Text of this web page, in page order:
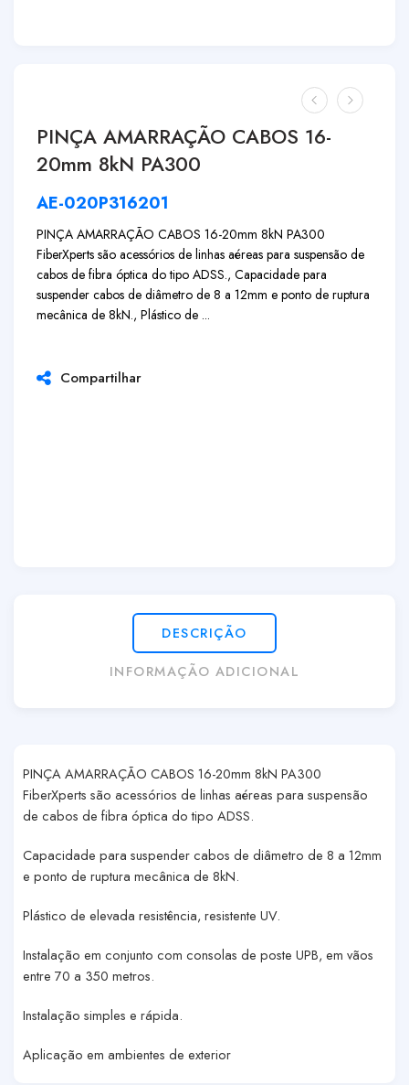
PINÇA AMARRAÇÃO CABOS 16-
20mm 8kN PA300
AE-020P316201
PINÇA AMARRAÇÃO CABOS 16-20mm 8kN PA300
FiberXperts são acessórios de linhas aéreas para suspensão de
cabos de fibra óptica do tipo ADSS., Capacidade para
suspender cabos de diâmetro de 8 a 12mm e ponto de ruptura
mecânica de 8kN., Plástico de ...
Compartilhar
DESCRIÇÃO
INFORMAÇÃO ADICIONAL
PINÇA AMARRAÇÃO CABOS 16-20mm 8kN PA300
FiberXperts são acessórios de linhas aéreas para suspensão
de cabos de fibra óptica do tipo ADSS.
Capacidade para suspender cabos de diâmetro de 8 a 12mm
e ponto de ruptura mecânica de 8kN.
Plástico de elevada resistência, resistente UV.
Instalação em conjunto com consolas de poste UPB, em vãos
entre 70 a 350 metros.
Instalação simples e rápida.
Aplicação em ambientes de exterior